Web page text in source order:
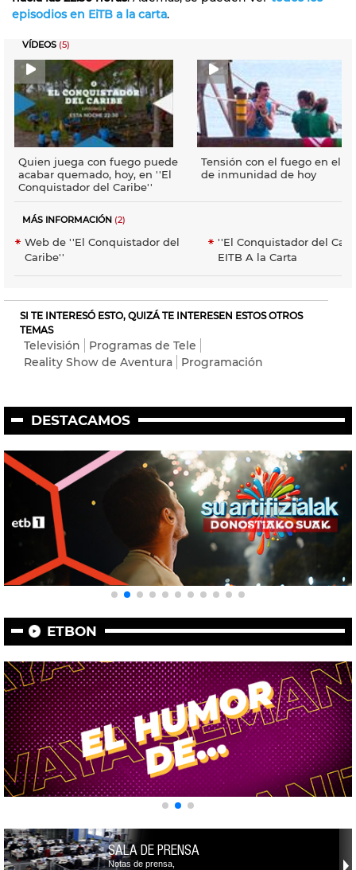
episodios en EiTB a la carta.
VÍDEOS (5)
Quien juega con fuego puede
acabar quemado, hoy, en ''El
Conquistador del Caribe''
Tensión con el fuego en el
de inmunidad de hoy
MÁS INFORMACIÓN (2)
Web de ''El Conquistador del
Caribe''
''El Conquistador del
EITB A la Carta
SI TE INTERESÓ ESTO, QUIZÁ TE INTERESEN ESTOS OTROS
TEMAS
Televisión
Programas de Tele
Reality Show de Aventura
Programación
DESTACAMOS
ETBON
SALA DE PRENSA
Notas de prensa,